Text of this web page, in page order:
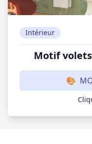
Intérieur
Motif
🎨